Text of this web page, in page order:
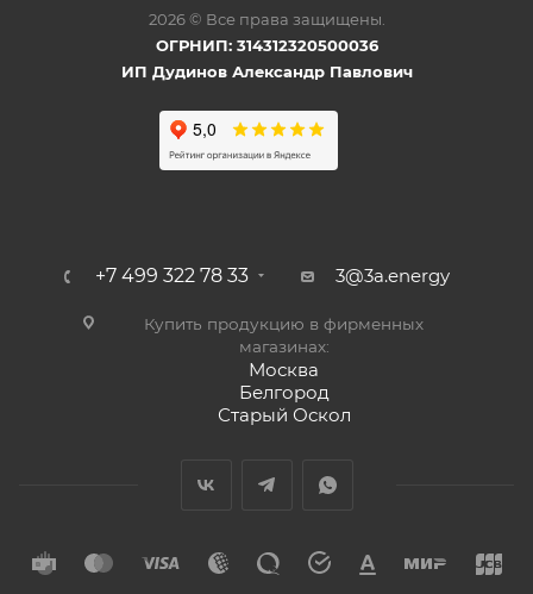
2026 © Все права защищены.
ОГРНИП: 314312320500036
ИП Дудинов Александр Павлович
+7 499 322 78 33 3@3a.energy
Купить продукцию в фирменных
магазинах:
Москва
Белгород
Старый Оскол